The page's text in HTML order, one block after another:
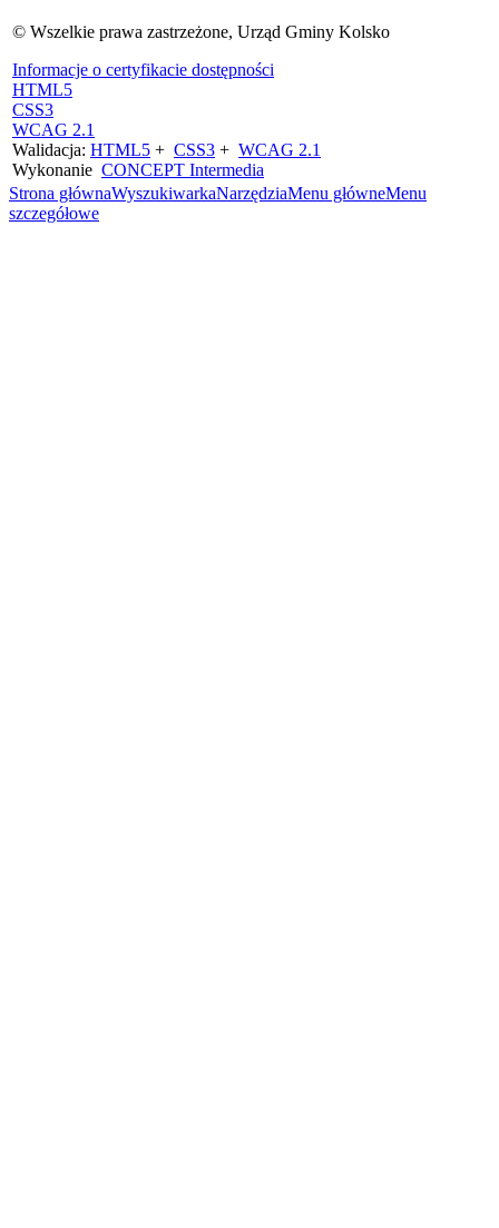
© Wszelkie prawa zastrzeżone, Urząd Gminy Kolsko
Informacje o certyfikacie dostępności
HTML5
CSS3
WCAG 2.1
Walidacja: HTML5 + CSS3 + WCAG 2.1
Wykonanie CONCEPT Intermedia
Strona głównaWyszukiwarkaNarzędziaMenu główneMenu
szczegółowe